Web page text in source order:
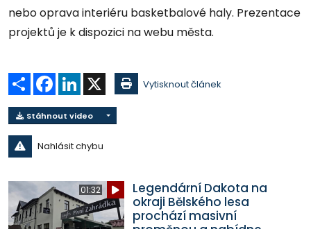
nebo oprava interiéru basketbalové haly. Prezentace
projektů je k dispozici na webu města.
Sdílet Facebook
LinkedIn Vytisknout článek
Stáhnout video
Nahlásit chybu
01:32
Legendární Dakota na
okraji Bělského lesa
prochází masivní